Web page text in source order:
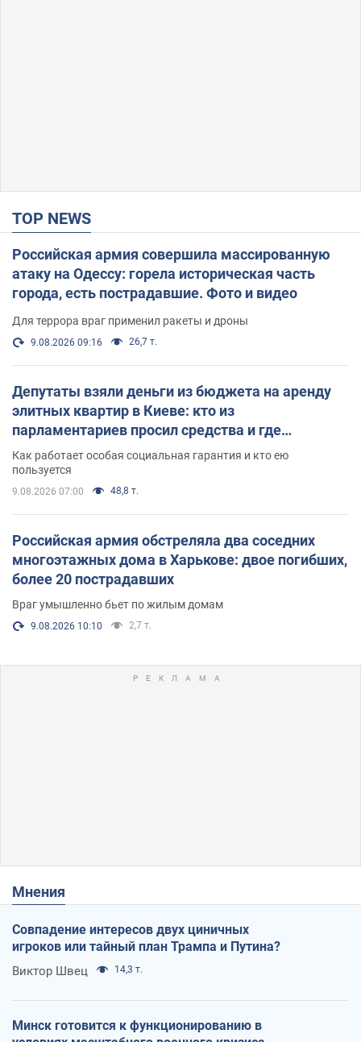
TOP NEWS
Российская армия совершила массированную
атаку на Одессу: горела историческая часть
города, есть пострадавшие. Фото и видео
Для террора враг применил ракеты и дроны
9.08.2026 09:16 26,7 т.
Депутаты взяли деньги из бюджета на аренду
элитных квартир в Киеве: кто из
парламентариев просил средства и где
поселился
Как работает особая социальная гарантия и кто ею
пользуется
9.08.2026 07:00 48,8 т.
Российская армия обстреляла два соседних
многоэтажных дома в Харькове: двое погибших,
более 20 пострадавших
Враг умышленно бьет по жилым домам
9.08.2026 10:10 2,7 т.
Мнения
Совпадение интересов двух циничных
игроков или тайный план Трампа и Путина?
Виктор Швец 14,3 т.
Минск готовится к функционированию в